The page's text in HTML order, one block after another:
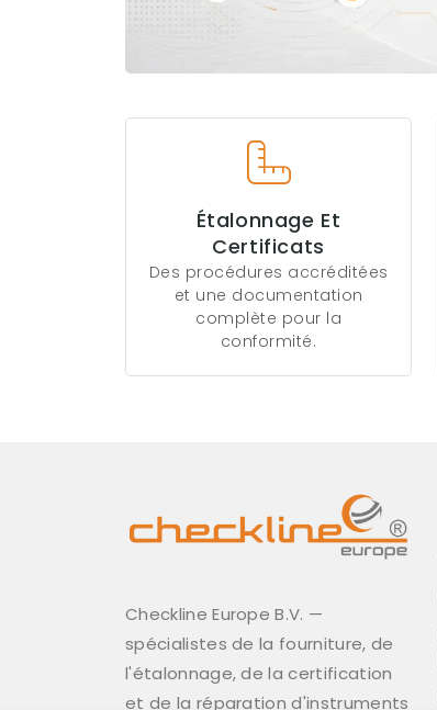
Étalonnage Et
Certificats
Des procédures accréditées
et une documentation
complète pour la
conformité.
Checkline Europe B.V. —
spécialistes de la fourniture, de
l'étalonnage, de la certification
et de la réparation d'instruments